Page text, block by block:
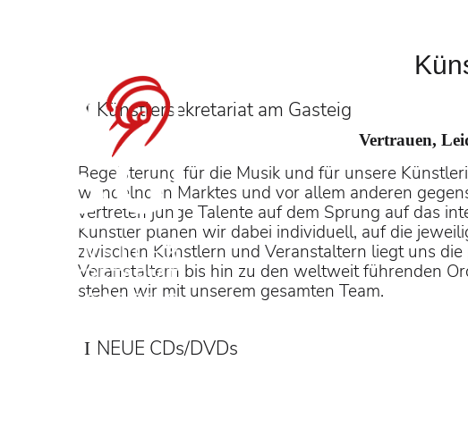
in Mozarts "Die Zauberflöte“
unter der Leitung von David
Benjamin Bruns &
Künstler­sekretariat am Gasteig
Vertrauen,
Begeisterung für die Musik und für unsere
wandelnden Marktes und vor allem anderen
vertreten junge Talente auf dem Sprung auf das
Künstler planen wir dabei individuell, auf die
zwischen Künstlern und Veranstaltern liegt uns
Veranstaltern bis hin zu den weltweit führenden
stehen wir mit unserem gesamten Team.
NEUE CDs/DVDs